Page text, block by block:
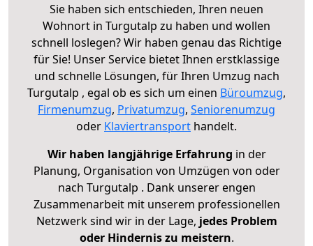
Sie haben sich entschieden, Ihren neuen
Wohnort in Turgutalp zu haben und wollen
schnell loslegen? Wir haben genau das Richtige
für Sie! Unser Service bietet Ihnen erstklassige
und schnelle Lösungen, für Ihren Umzug nach
Turgutalp , egal ob es sich um einen Büroumzug,
Firmenumzug, Privatumzug, Seniorenumzug
oder Klaviertransport handelt.
Wir haben langjährige Erfahrung in der
Planung, Organisation von Umzügen von oder
nach Turgutalp . Dank unserer engen
Zusammenarbeit mit unserem professionellen
Netzwerk sind wir in der Lage, jedes Problem
oder Hindernis zu meistern.